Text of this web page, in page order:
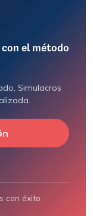
el método
Simulacros
con éxito